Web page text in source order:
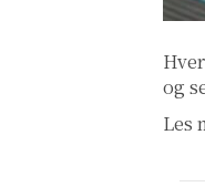
og
Les